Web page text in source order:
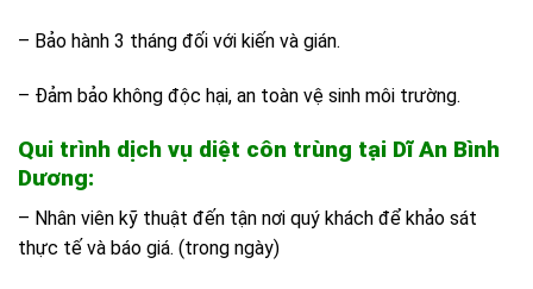
– Bảo hành 3 tháng đối với kiến và gián.
– Đảm bảo không độc hại, an toàn vệ sinh môi trường.
Qui trình dịch vụ diệt côn trùng tại Dĩ An Bình
Dương:
– Nhân viên kỹ thuật đến tận nơi quý khách để khảo sát
thực tế và báo giá. (trong ngày)